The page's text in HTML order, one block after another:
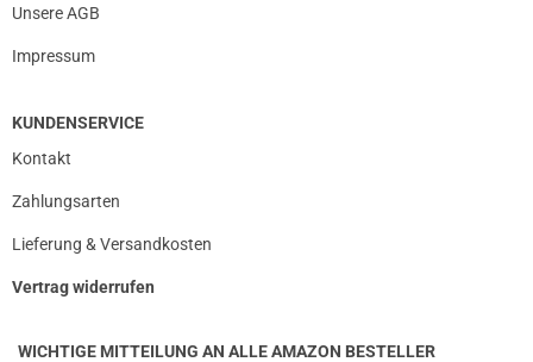
Unsere AGB
Impressum
KUNDENSERVICE
Kontakt
Zahlungsarten
Lieferung & Versandkosten
Vertrag widerrufen
WICHTIGE MITTEILUNG AN ALLE AMAZON BESTELLER